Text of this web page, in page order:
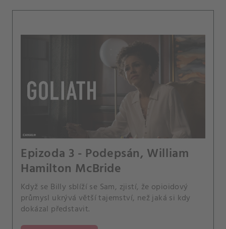
Epizoda 3 - Podepsán, William
Hamilton McBride
Když se Billy sblíží se Sam, zjistí, že opioidový
průmysl ukrývá větší tajemství, než jaká si kdy
dokázal představit.